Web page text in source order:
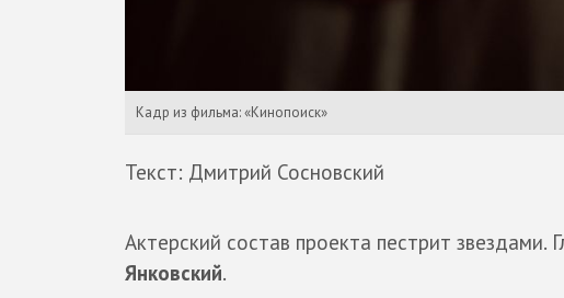
Кадр из фильма: «Кинопоиск»
Текст: Дмитрий Сосновский
Актерский состав проекта пестрит звездами.
Янковский.